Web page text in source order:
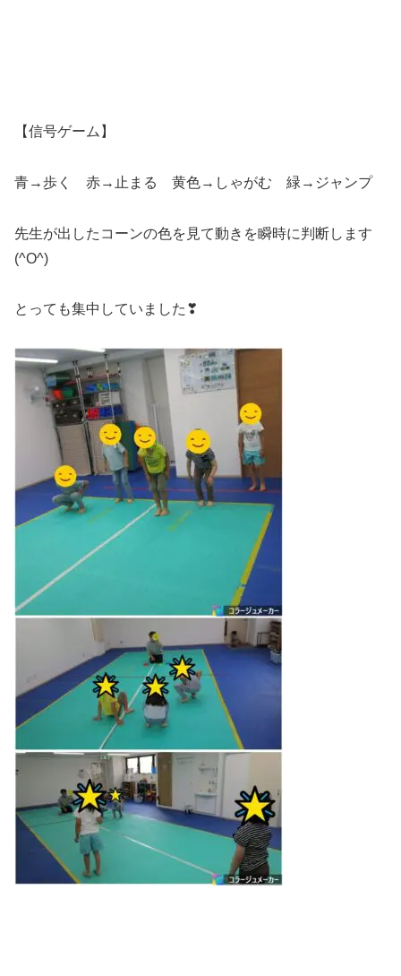
【信号ゲーム】
青→歩く 赤→止まる 黄色→しゃがむ 緑→ジャンプ
先生が出したコーンの色を見て動きを瞬時に判断します
(^O^)
とっても集中していました❣